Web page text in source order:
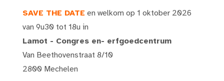
SAVE THE DATE en welkom op 1 oktober 2026
van 9u30 tot 18u in
Lamot - Congres en- erfgoedcentrum
Van Beethovenstraat 8/10
2800 Mechelen